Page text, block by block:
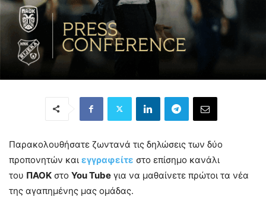
Παρακολουθήσατε ζωντανά τις δηλώσεις των δύο
προπονητών και εγγραφείτε στο επίσημο κανάλι
του ΠΑΟΚ στο You Tube για να μαθαίνετε πρώτοι τα νέα
της αγαπημένης μας ομάδας.